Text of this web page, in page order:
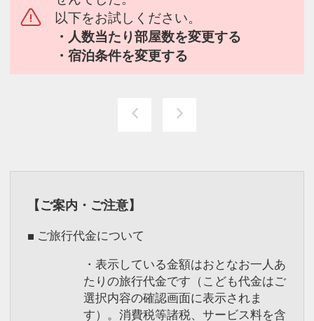
以下をお試しください。
・人数当たり部屋数を変更する
・宿泊条件を変更する
【ご案内・ご注意】
■ ご旅行代金について
・表示している金額はおとなお一人あ
たりの旅行代金です（こども代金はご
選択内容の確認画面に表示されま
す）。消費税等諸税、サービス料を含